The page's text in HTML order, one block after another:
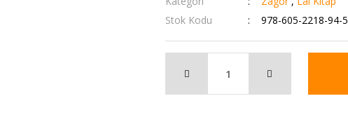
Stok Kodu
978-605-2218-94-5